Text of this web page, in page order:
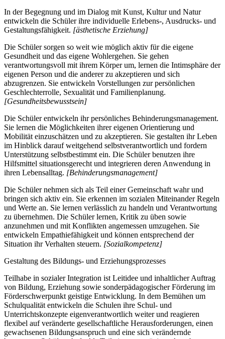
In der Begegnung und im Dialog mit Kunst, Kultur und Natur
entwickeln die Schüler ihre individuelle Erlebens-, Ausdrucks- und
Gestaltungsfähigkeit. [ästhetische Erziehung]
Die Schüler sorgen so weit wie möglich aktiv für die eigene
Gesundheit und das eigene Wohlergehen. Sie gehen
verantwortungsvoll mit ihrem Körper um, lernen die Intimsphäre der
eigenen Person und die anderer zu akzeptieren und sich
abzugrenzen. Sie entwickeln Vorstellungen zur persönlichen
Geschlechterrolle, Sexualität und Familienplanung.
[Gesundheitsbewusstsein]
Die Schüler entwickeln ihr persönliches Behinderungsmanagement.
Sie lernen die Möglichkeiten ihrer eigenen Orientierung und
Mobilität einzuschätzen und zu akzeptieren. Sie gestalten ihr Leben
im Hinblick darauf weitgehend selbstverantwortlich und fordern
Unterstützung selbstbestimmt ein. Die Schüler benutzen ihre
Hilfsmittel situationsgerecht und integrieren deren Anwendung in
ihren Lebensalltag. [Behinderungsmanagement]
Die Schüler nehmen sich als Teil einer Gemeinschaft wahr und
bringen sich aktiv ein. Sie erkennen im sozialen Miteinander Regeln
und Werte an. Sie lernen verlässlich zu handeln und Verantwortung
zu übernehmen. Die Schüler lernen, Kritik zu üben sowie
anzunehmen und mit Konflikten angemessen umzugehen. Sie
entwickeln Empathiefähigkeit und können entsprechend der
Situation ihr Verhalten steuern. [Sozialkompetenz]
Gestaltung des Bildungs- und Erziehungsprozesses
Teilhabe in sozialer Integration ist Leitidee und inhaltlicher Auftrag
von Bildung, Erziehung sowie sonderpädagogischer Förderung im
Förderschwerpunkt geistige Entwicklung. In dem Bemühen um
Schulqualität entwickeln die Schulen ihre Schul- und
Unterrichtskonzepte eigenverantwortlich weiter und reagieren
flexibel auf veränderte gesellschaftliche Herausforderungen, einen
gewachsenen Bildungsanspruch und eine sich verändernde